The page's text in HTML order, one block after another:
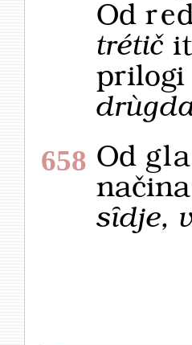
Od
trétič
prilogi
658 Od
sȋdje,